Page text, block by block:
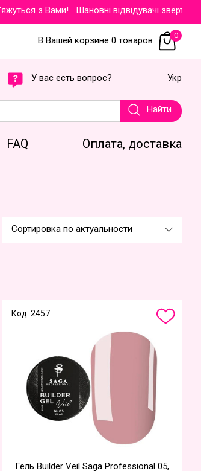
з Вами!Шановні відвідувачі звертаємо
В Вашей корзине 0 товаров 0
У вас есть вопрос? Укр
Найти
FAQ Оплата, доставка
Сортировка по актуальности
Код: 2457
Гель Builder Veil Saga Professional 05,